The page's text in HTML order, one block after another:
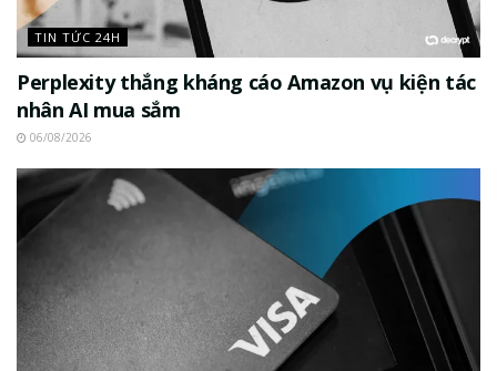
TIN TỨC 24H
Perplexity thắng kháng cáo Amazon vụ kiện tác
nhân AI mua sắm
06/08/2026